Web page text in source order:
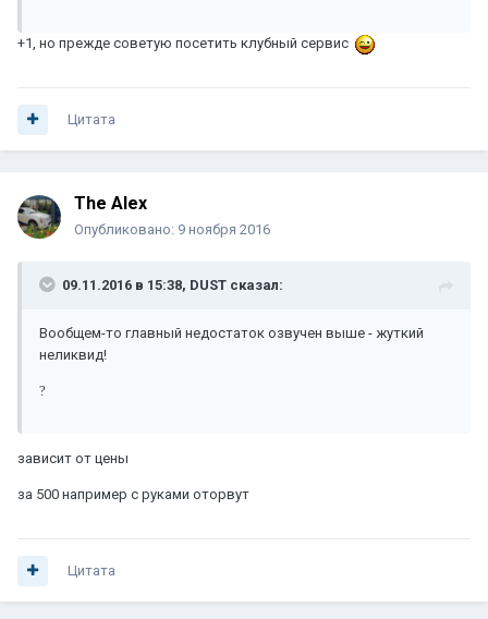
+1, но прежде советую посетить клубный сервис
Цитата
The Alex
Опубликовано: 9 ноября 2016
09.11.2016 в 15:38, DUST сказал:
Вообщем-то главный недостаток озвучен выше - жуткий
неликвид!
?
зависит от цены
за 500 например с руками оторвут
Цитата